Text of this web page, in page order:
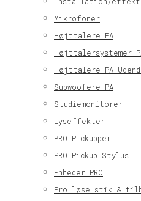
Mikrofoner
Højttalere PA
Højttalersystemer
Højttalere PA
Subwoofere PA
Studiemonitorer
Lyseffekter
PRO Pickupper
PRO Pickup Stylus
Enheder PRO
Pro løse stik &